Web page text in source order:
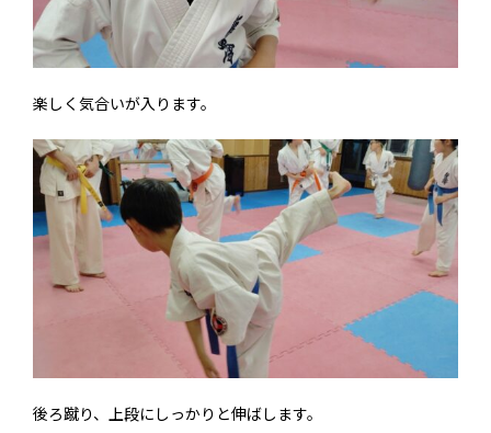
楽しく気合いが入ります。
後ろ蹴り、上段にしっかりと伸ばします。